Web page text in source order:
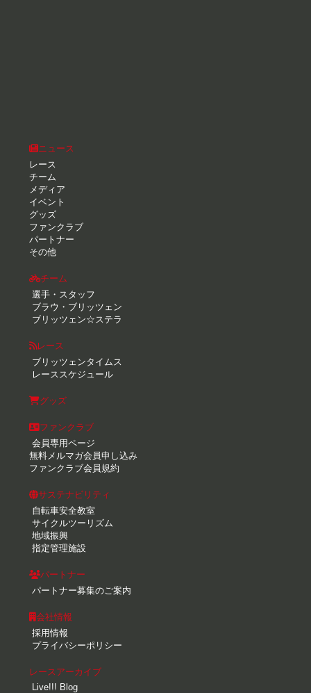
ニュース
レース
チーム
メディア
イベント
グッズ
ファンクラブ
パートナー
その他
チーム
選手・スタッフ
ブラウ・ブリッツェン
ブリッツェン☆ステラ
レース
ブリッツェンタイムス
レーススケジュール
グッズ
ファンクラブ
会員専用ページ
無料メルマガ会員申し込み
ファンクラブ会員規約
サステナビリティ
自転車安全教室
サイクルツーリズム
地域振興
指定管理施設
パートナー
パートナー募集のご案内
会社情報
採用情報
プライバシーポリシー
レースアーカイブ
Live!!! Blog